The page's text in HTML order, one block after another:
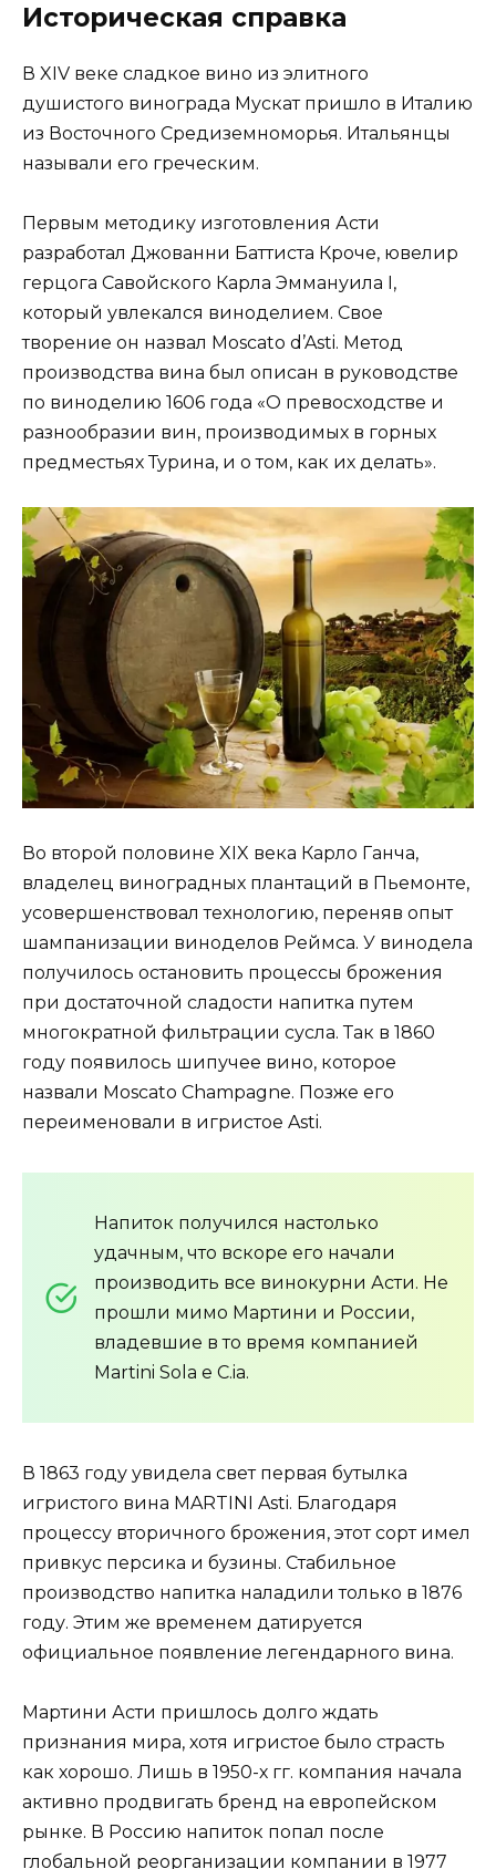
Историческая справка
В XIV веке сладкое вино из элитного
душистого винограда Мускат пришло в Италию
из Восточного Средиземноморья. Итальянцы
называли его греческим.
Первым методику изготовления Асти
разработал Джованни Баттиста Кроче, ювелир
герцога Савойского Карла Эммануила I,
который увлекался виноделием. Свое
творение он назвал Moscato d’Asti. Метод
производства вина был описан в руководстве
по виноделию 1606 года «О превосходстве и
разнообразии вин, производимых в горных
предместьях Турина, и о том, как их делать».
Во второй половине XIX века Карло Ганча,
владелец виноградных плантаций в Пьемонте,
усовершенствовал технологию, переняв опыт
шампанизации виноделов Реймса. У винодела
получилось остановить процессы брожения
при достаточной сладости напитка путем
многократной фильтрации сусла. Так в 1860
году появилось шипучее вино, которое
назвали Moscato Champagne. Позже его
переименовали в игристое Asti.
Напиток получился настолько
удачным, что вскоре его начали
производить все винокурни Асти. Не
прошли мимо Мартини и России,
владевшие в то время компанией
Martini Sola e C.ia.
В 1863 году увидела свет первая бутылка
игристого вина MARTINI Asti. Благодаря
процессу вторичного брожения, этот сорт имел
привкус персика и бузины. Стабильное
производство напитка наладили только в 1876
году. Этим же временем датируется
официальное появление легендарного вина.
Мартини Асти пришлось долго ждать
признания мира, хотя игристое было страсть
как хорошо. Лишь в 1950-х гг. компания начала
активно продвигать бренд на европейском
рынке. В Россию напиток попал после
глобальной реорганизации компании в 1977